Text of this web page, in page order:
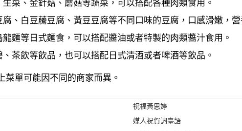
菜、金針菇、蘑菇等蔬菜，可以搭配各種肉類食用。
、白豆虅豆腐、黃豆豆腐等不同口味的豆腐，口感滑嫩，營
麵等日式麵食，可以搭配醬油或者特製的肉類醬汁食用。
茶飲等飲品，也可以搭配日式清酒或者啤酒等飲品。
菜單可能因不同的商家而異。
祝福黃思婷
媒人祝賀詞臺語